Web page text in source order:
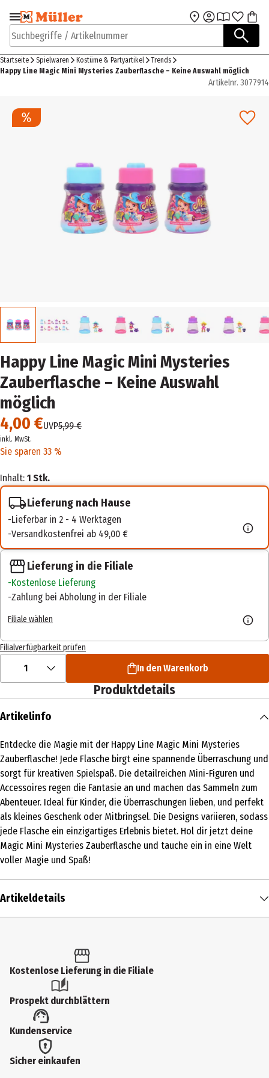
Zur Navigation
springen
Zum Hauptinhalt
Suchbegriffe / Artikelnummer
Startseite Spielwaren Kostüme & Partyartikel
Trends
Happy Line Magic Mini Mysteries Zauberflasche – Keine Auswahl möglich
Artikelnr. 3077914
Happy Line Magic Mini Mysteries
Zauberflasche – Keine Auswahl
möglich
4,00 €UVP5,99 €
inkl. MwSt.
Sie sparen 33 %
Inhalt: 1 Stk.
Lieferung nach Hause
Lieferbar in 2 - 4 Werktagen
Versandkostenfrei ab 49,00 €
Lieferung in die Filiale
Kostenlose Lieferung
Zahlung bei Abholung in der Filiale
Filiale wählen
Filialverfügbarkeit prüfen
1 In den Warenkorb
Produktdetails
Artikelinfo
Entdecke die Magie mit der Happy Line Magic Mini Mysteries
Zauberflasche! Jede Flasche birgt eine spannende Überraschung und
sorgt für kreativen Spielspaß. Die detailreichen Mini-Figuren und
Accessoires regen die Fantasie an und machen das Sammeln zum
Abenteuer. Ideal für Kinder, die Überraschungen lieben, und perfekt
als kleines Geschenk oder Mitbringsel. Die Designs variieren, sodass
jede Flasche ein einzigartiges Erlebnis bietet. Hol dir jetzt deine
Magic Mini Mysteries Zauberflasche und tauche ein in eine Welt
voller Magie und Spaß!
Artikeldetails
Produkttyp
Kleinspielzeug
Altersempfehlung ab
3 Jahre
Artikelnummer des Herstellers
Kostenlose Lieferung in die Filiale
Prospekt durchblättern
Kundenservice
Sicher einkaufen